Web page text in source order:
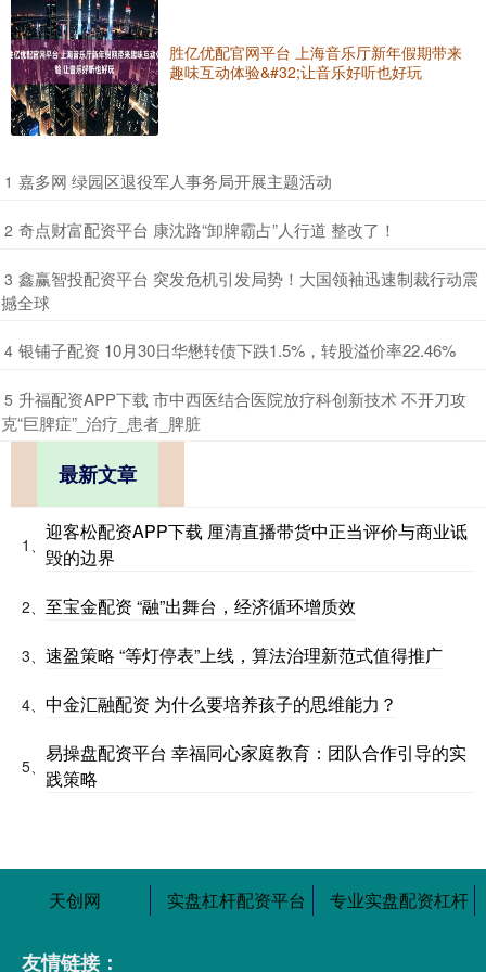
胜亿优配官网平台 上海音乐厅新年假期带来
趣味互动体验&#32;让音乐好听也好玩
1 ​嘉多网 绿园区退役军人事务局开展主题活动
2 ​奇点财富配资平台 康沈路“卸牌霸占”人行道 整改了！
3 ​鑫赢智投配资平台 突发危机引发局势！大国领袖迅速制裁行动震
撼全球
4 ​银铺子配资 10月30日华懋转债下跌1.5%，转股溢价率22.46%
5 ​升福配资APP下载 市中西医结合医院放疗科创新技术 不开刀攻
克“巨脾症”_治疗_患者_脾脏
最新文章
1、
迎客松配资APP下载 厘清直播带货中正当评价与商业诋
毁的边界
2、 至宝金配资 “融”出舞台，经济循环增质效
3、 速盈策略 “等灯停表”上线，算法治理新范式值得推广
4、 中金汇融配资 为什么要培养孩子的思维能力？
5、
易操盘配资平台 幸福同心家庭教育：团队合作引导的实
践策略
天创网 实盘杠杆配资平台 专业实盘配资杠杆
友情链接：